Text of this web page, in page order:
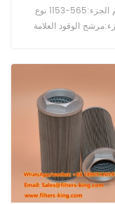
رقم الجزء:565-1153 نوع
الوقود العلامة